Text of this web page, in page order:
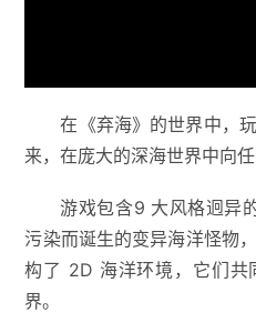
在《弃海》的世界中，
来，在庞大的深海世界中向任
游戏包含9 大风格迥异
污染而诞生的变异海洋怪物
构了 2D 海洋环境，它们共
界。